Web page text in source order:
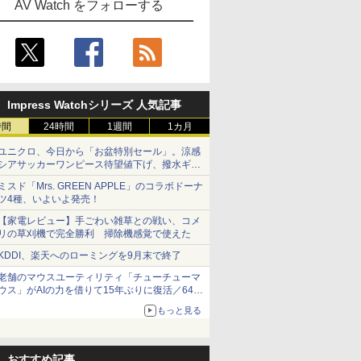
AV Watch をフォローする
Impress Watchシリーズ 人気記事
24時間 1週間 1カ月
ニクロ、今日から「お盆特別セール」。涼感
アサッカーワンピース待望値下げ、撥水ギア
ョーツは1990円に
スド「Mrs. GREEN APPLE」のコラボドーナ
4種、いよいよ発売！
家電レビュー】手ごわい雑草との戦い、コメ
の草刈機で完全勝利 掃除機感覚で使えた
、楽天へのローミングを9月末で終了
舗のマウスユーティリティ「チューチューマ
ス」がAIの力を借りて15年ぶりに復活／64bit
、Windows 10/11、「Chrome」も走り回
。復活記念で2026年末まで500円
もっと見る